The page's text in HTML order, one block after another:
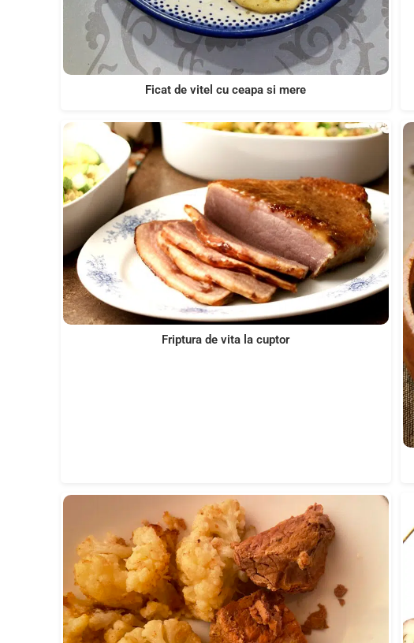
Ficat de vitel cu ceapa si mere
Friptura de vita la cuptor